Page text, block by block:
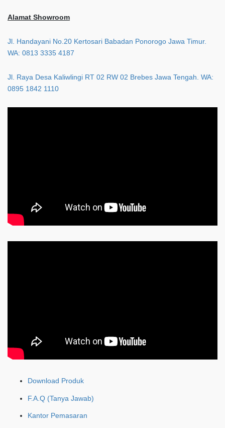
Alamat Showroom
Jl. Handayani No.20 Kertosari Babadan Ponorogo Jawa Timur.
WA: 0813 3335 4187
Jl. Raya Desa Kaliwlingi RT 02 RW 02 Brebes Jawa Tengah. WA:
0895 1842 1110
Download Produk
F.A.Q (Tanya Jawab)
Kantor Pemasaran